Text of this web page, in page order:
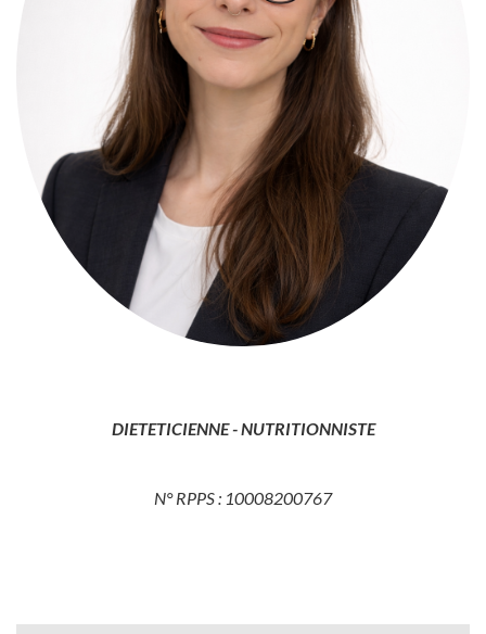
DIETETICIENNE - NUTRITIONNISTE
N° RPPS : 10008200767